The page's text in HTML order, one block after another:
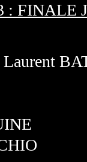
: FINALE
Laurent